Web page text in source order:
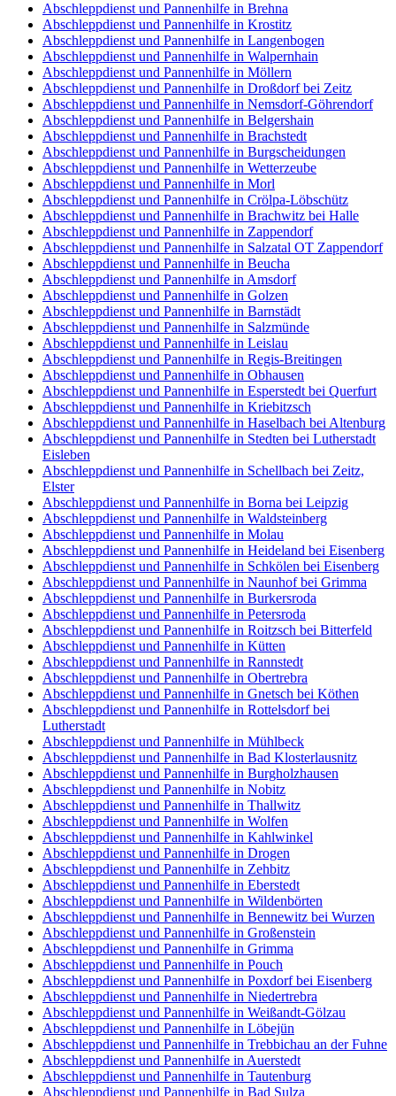
Abschleppdienst und Pannenhilfe in Brehna
Abschleppdienst und Pannenhilfe in Krostitz
Abschleppdienst und Pannenhilfe in Langenbogen
Abschleppdienst und Pannenhilfe in Walpernhain
Abschleppdienst und Pannenhilfe in Möllern
Abschleppdienst und Pannenhilfe in Droßdorf bei Zeitz
Abschleppdienst und Pannenhilfe in Nemsdorf-Göhrendorf
Abschleppdienst und Pannenhilfe in Belgershain
Abschleppdienst und Pannenhilfe in Brachstedt
Abschleppdienst und Pannenhilfe in Burgscheidungen
Abschleppdienst und Pannenhilfe in Wetterzeube
Abschleppdienst und Pannenhilfe in Morl
Abschleppdienst und Pannenhilfe in Crölpa-Löbschütz
Abschleppdienst und Pannenhilfe in Brachwitz bei Halle
Abschleppdienst und Pannenhilfe in Zappendorf
Abschleppdienst und Pannenhilfe in Salzatal OT Zappendorf
Abschleppdienst und Pannenhilfe in Beucha
Abschleppdienst und Pannenhilfe in Amsdorf
Abschleppdienst und Pannenhilfe in Golzen
Abschleppdienst und Pannenhilfe in Barnstädt
Abschleppdienst und Pannenhilfe in Salzmünde
Abschleppdienst und Pannenhilfe in Leislau
Abschleppdienst und Pannenhilfe in Regis-Breitingen
Abschleppdienst und Pannenhilfe in Obhausen
Abschleppdienst und Pannenhilfe in Esperstedt bei Querfurt
Abschleppdienst und Pannenhilfe in Kriebitzsch
Abschleppdienst und Pannenhilfe in Haselbach bei Altenburg
Abschleppdienst und Pannenhilfe in Stedten bei Lutherstadt
Eisleben
Abschleppdienst und Pannenhilfe in Schellbach bei Zeitz,
Elster
Abschleppdienst und Pannenhilfe in Borna bei Leipzig
Abschleppdienst und Pannenhilfe in Waldsteinberg
Abschleppdienst und Pannenhilfe in Molau
Abschleppdienst und Pannenhilfe in Heideland bei Eisenberg
Abschleppdienst und Pannenhilfe in Schkölen bei Eisenberg
Abschleppdienst und Pannenhilfe in Naunhof bei Grimma
Abschleppdienst und Pannenhilfe in Burkersroda
Abschleppdienst und Pannenhilfe in Petersroda
Abschleppdienst und Pannenhilfe in Roitzsch bei Bitterfeld
Abschleppdienst und Pannenhilfe in Kütten
Abschleppdienst und Pannenhilfe in Rannstedt
Abschleppdienst und Pannenhilfe in Obertrebra
Abschleppdienst und Pannenhilfe in Gnetsch bei Köthen
Abschleppdienst und Pannenhilfe in Rottelsdorf bei
Lutherstadt
Abschleppdienst und Pannenhilfe in Mühlbeck
Abschleppdienst und Pannenhilfe in Bad Klosterlausnitz
Abschleppdienst und Pannenhilfe in Burgholzhausen
Abschleppdienst und Pannenhilfe in Nobitz
Abschleppdienst und Pannenhilfe in Thallwitz
Abschleppdienst und Pannenhilfe in Wolfen
Abschleppdienst und Pannenhilfe in Kahlwinkel
Abschleppdienst und Pannenhilfe in Drogen
Abschleppdienst und Pannenhilfe in Zehbitz
Abschleppdienst und Pannenhilfe in Eberstedt
Abschleppdienst und Pannenhilfe in Wildenbörten
Abschleppdienst und Pannenhilfe in Bennewitz bei Wurzen
Abschleppdienst und Pannenhilfe in Großenstein
Abschleppdienst und Pannenhilfe in Grimma
Abschleppdienst und Pannenhilfe in Pouch
Abschleppdienst und Pannenhilfe in Poxdorf bei Eisenberg
Abschleppdienst und Pannenhilfe in Niedertrebra
Abschleppdienst und Pannenhilfe in Weißandt-Gölzau
Abschleppdienst und Pannenhilfe in Löbejün
Abschleppdienst und Pannenhilfe in Trebbichau an der Fuhne
Abschleppdienst und Pannenhilfe in Auerstedt
Abschleppdienst und Pannenhilfe in Tautenburg
Abschleppdienst und Pannenhilfe in Bad Sulza